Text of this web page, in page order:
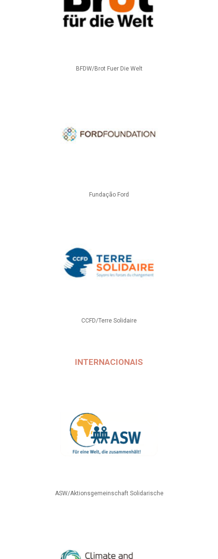
BFDW/Brot Fuer Die Welt
Fundação Ford
CCFD/Terre Solidaire
INTERNACIONAIS
ASW/Aktionsgemeinschaft Solidarische